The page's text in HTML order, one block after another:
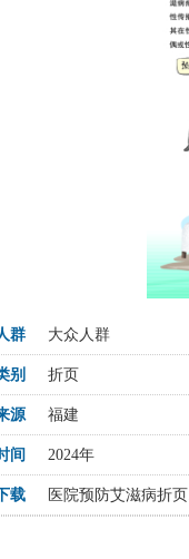
群 大众人群
别 折页
源 福建
间 2024年
载 医院预防艾滋病折